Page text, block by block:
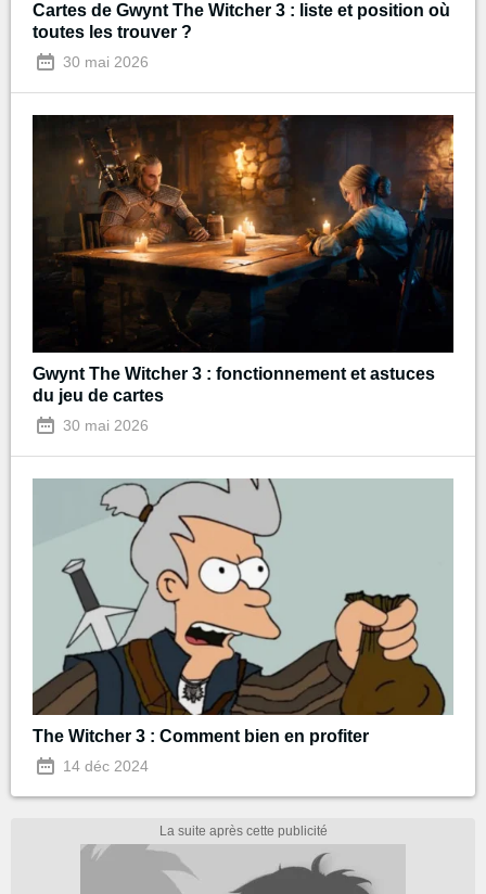
Cartes de Gwynt The Witcher 3 : liste et position où
toutes les trouver ?
30 mai 2026
Gwynt The Witcher 3 : fonctionnement et astuces
du jeu de cartes
30 mai 2026
The Witcher 3 : Comment bien en profiter
14 déc 2024